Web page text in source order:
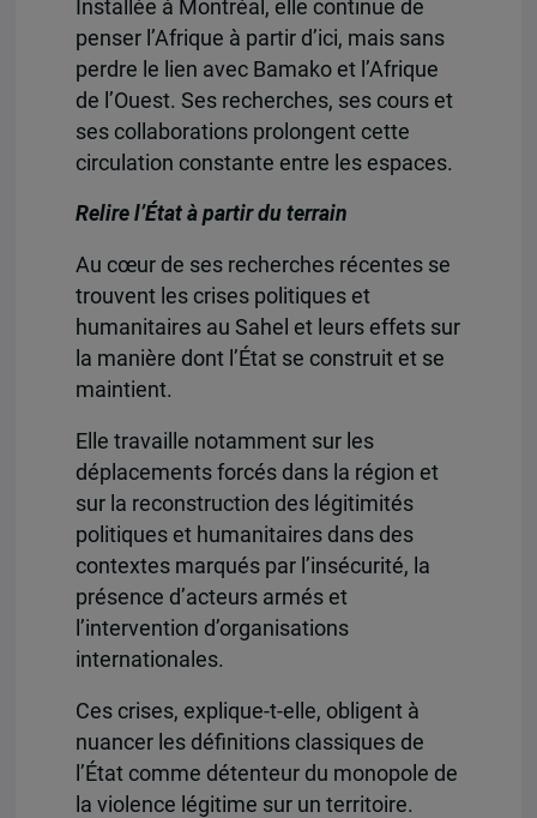
Installée à Montréal, elle continue de
penser l’Afrique à partir d’ici, mais sans
perdre le lien avec Bamako et l’Afrique
de l’Ouest. Ses recherches, ses cours et
ses collaborations prolongent cette
circulation constante entre les espaces.
Relire l’État à partir du terrain
Au cœur de ses recherches récentes se
trouvent les crises politiques et
humanitaires au Sahel et leurs effets sur
la manière dont l’État se construit et se
maintient.
Elle travaille notamment sur les
déplacements forcés dans la région et
sur la reconstruction des légitimités
politiques et humanitaires dans des
contextes marqués par l’insécurité, la
présence d’acteurs armés et
l’intervention d’organisations
internationales.
Ces crises, explique-t-elle, obligent à
nuancer les définitions classiques de
l’État comme détenteur du monopole de
la violence légitime sur un territoire.